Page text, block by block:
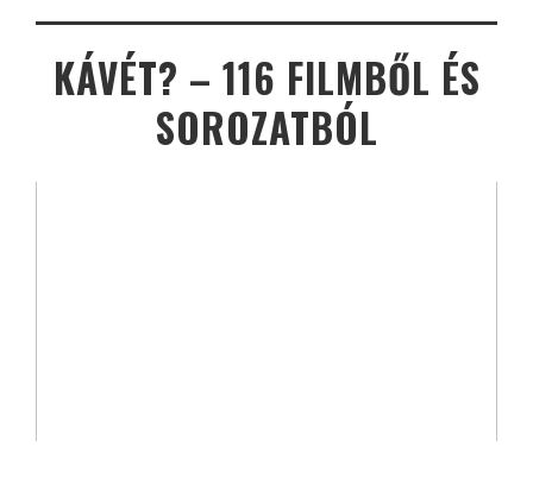
KÁVÉT? – 116 FILMBŐL ÉS
SOROZATBÓL